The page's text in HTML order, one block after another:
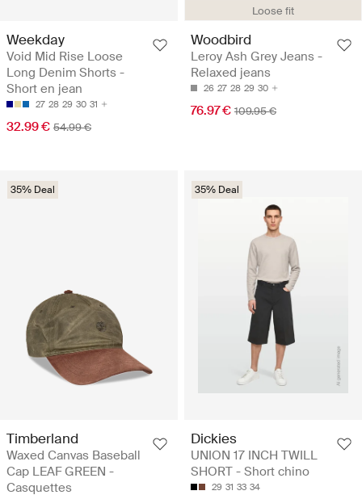
Weekday
Void Mid Rise Loose
Long Denim Shorts -
Short en jean
27 28 29 30 31
32.99 € 54.99 €
Loose fit
Woodbird
Leroy Ash Grey Jeans -
Relaxed jeans
26 27 28 29 30
76.97 € 109.95 €
35% Deal
Timberland
Waxed Canvas Baseball
Cap LEAF GREEN -
Casquettes
35% Deal
Dickies
UNION 17 INCH TWILL
SHORT - Short chino
29 31 33 34